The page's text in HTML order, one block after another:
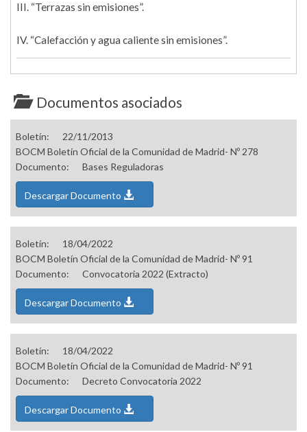
III. “Terrazas sin emisiones”.
IV. “Calefacción y agua caliente sin emisiones”.
Documentos asociados
Boletín:
22/11/2013
BOCM Boletín Oficial de la Comunidad de Madrid- Nº 278
Documento:
Bases Reguladoras
Descargar Documento
Boletín:
18/04/2022
BOCM Boletín Oficial de la Comunidad de Madrid- Nº 91
Documento:
Convocatoria 2022 (Extracto)
Descargar Documento
Boletín:
18/04/2022
BOCM Boletín Oficial de la Comunidad de Madrid- Nº 91
Documento:
Decreto Convocatoria 2022
Descargar Documento